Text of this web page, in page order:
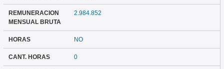
REMUNERACION
MENSUAL BRUTA
2.984.852
HORAS NO
CANT. HORAS 0